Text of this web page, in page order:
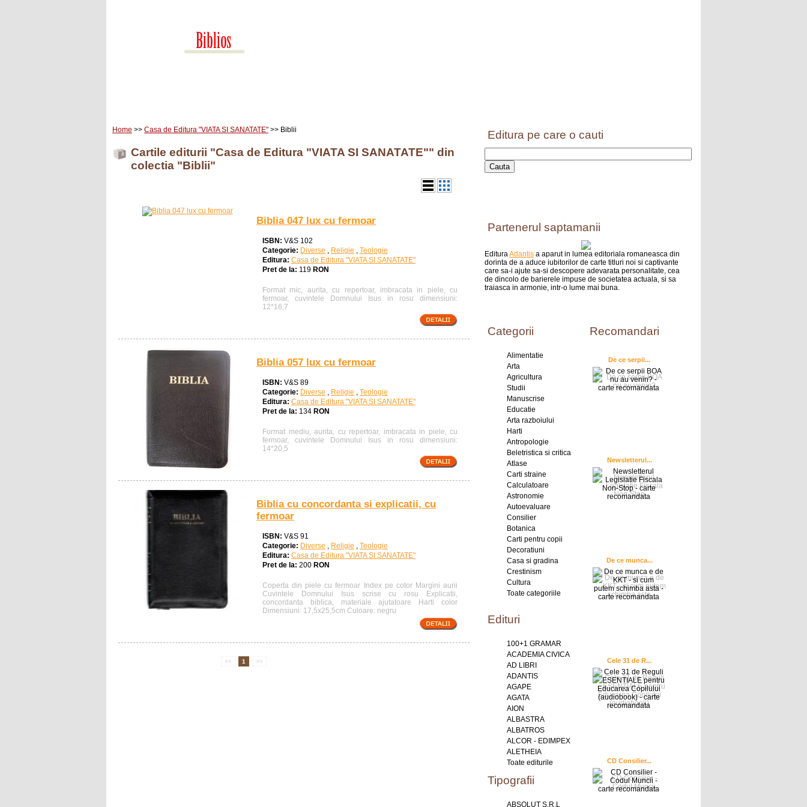
Home >> Casa de Editura "VIATA SI SANATATE" >> Biblii
Cartile editurii "Casa de Editura "VIATA SI SANATATE"" din
colectia "Biblii"
Biblia 047 lux cu fermoar
ISBN: V&S 102
Categorie: Diverse , Religie , Teologie
Editura: Casa de Editura "VIATA SI SANATATE"
Pret de la: 119 RON
Format mic, aurita, cu repertoar, imbracata in piele, cu
fermoar, cuvintele Domnului Isus in rosu dimensiuni:
12*16,7
Biblia 057 lux cu fermoar
ISBN: V&S 89
Categorie: Diverse , Religie , Teologie
Editura: Casa de Editura "VIATA SI SANATATE"
Pret de la: 134 RON
Format mediu, aurita, cu repertoar, imbracata in piele, cu
fermoar, cuvintele Domnului Isus in rosu dimensiuni:
14*20,5
Biblia cu concordanta si explicatii, cu
fermoar
ISBN: V&S 91
Categorie: Diverse , Religie , Teologie
Editura: Casa de Editura "VIATA SI SANATATE"
Pret de la: 200 RON
Coperta din piele cu fermoar Index pe cotor Margini aurii
Cuvintele Domnului Isus scrise cu rosu Explicatii,
concordanta biblica, materiale ajutatoare Harti color
Dimensiuni: 17,5x25,5cm Culoare: negru
<< 1 >>
Editura pe care o cauti
Partenerul saptamanii
EdituraAdantis a aparut in lumea editoriala romaneasca din
dorinta de a aduce iubitorilor de carte titluri noi si captivante
care sa-i ajute sa-si descopere adevarata personalitate, cea
de dincolo de barierele impuse de societatea actuala, si sa
traiasca in armonie, intr-o lume mai buna.
Categorii
Alimentatie
Arta
Agricultura
Studii
Manuscrise
Educatie
Arta razboiului
Harti
Antropologie
Beletristica si critica
Atlase
Carti straine
Calculatoare
Astronomie
Autoevaluare
Consilier
Botanica
Carti pentru copii
Decoratiuni
Casa si gradina
Crestinism
Cultura
Toate categoriile
Edituri
100+1 GRAMAR
ACADEMIA CIVICA
AD LIBRI
ADANTIS
AGAPE
AGATA
AION
ALBASTRA
ALBATROS
ALCOR - EDIMPEX
ALETHEIA
Toate editurile
Tipografii
ABSOLUT S.R.L
Recomandari
De ce serpii...
Newsletterul...
De ce munca...
Cele 31 de R...
CD Consilier...